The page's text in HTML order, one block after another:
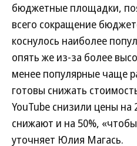
бюджетные площадки,
всего сокращение
коснулось наиболее
опять же из-за более
менее популярные чаще
готовы снижать
YouTube снизили цены на
снижают и на 50%,
уточняет Юлия Магась.